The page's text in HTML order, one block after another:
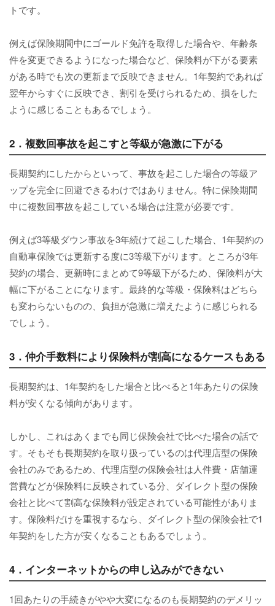
トです。
例えば保険期間中にゴールド免許を取得した場合や、年齢条
件を変更できるようになった場合など、保険料が下がる要素
がある時でも次の更新まで反映できません。1年契約であれば
翌年からすぐに反映でき、割引を受けられるため、損をした
ように感じることもあるでしょう。
2．複数回事故を起こすと等級が急激に下がる
長期契約にしたからといって、事故を起こした場合の等級ア
ップを完全に回避できるわけではありません。特に保険期間
中に複数回事故を起こしている場合は注意が必要です。
例えば3等級ダウン事故を3年続けて起こした場合、1年契約の
自動車保険では更新する度に3等級下がります。ところが3年
契約の場合、更新時にまとめて9等級下がるため、保険料が大
幅に下がることになります。最終的な等級・保険料はどちら
も変わらないものの、負担が急激に増えたように感じられる
でしょう。
3．仲介手数料により保険料が割高になるケースもある
長期契約は、1年契約をした場合と比べると1年あたりの保険
料が安くなる傾向があります。
しかし、これはあくまでも同じ保険会社で比べた場合の話で
す。そもそも長期契約を取り扱っているのは代理店型の保険
会社のみであるため、代理店型の保険会社は人件費・店舗運
営費などが保険料に反映されている分、ダイレクト型の保険
会社と比べて割高な保険料が設定されている可能性がありま
す。保険料だけを重視するなら、ダイレクト型の保険会社で1
年契約をした方が安くなることもあるでしょう。
4．インターネットからの申し込みができない
1回あたりの手続きがやや大変になるのも長期契約のデメリッ